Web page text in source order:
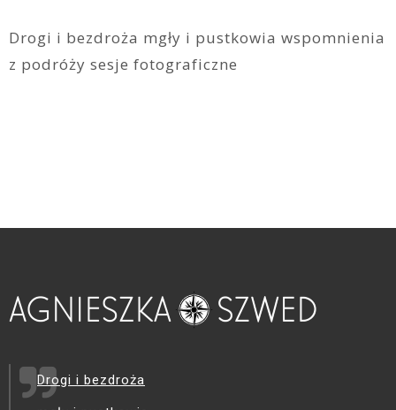
Drogi i bezdroża mgły i pustkowia wspomnienia
z podróży sesje fotograficzne
Drogi i bezdroża